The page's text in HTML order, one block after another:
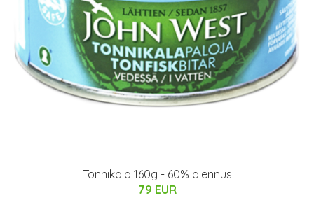
Tonnikala 160g - 60% alennus
79 EUR